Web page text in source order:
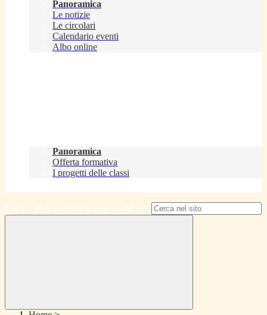
Panoramica
Le notizie
Le circolari
Calendario eventi
Albo online
Panoramica
Offerta formativa
I progetti delle classi
Campo di ricerca per le pagine del sito